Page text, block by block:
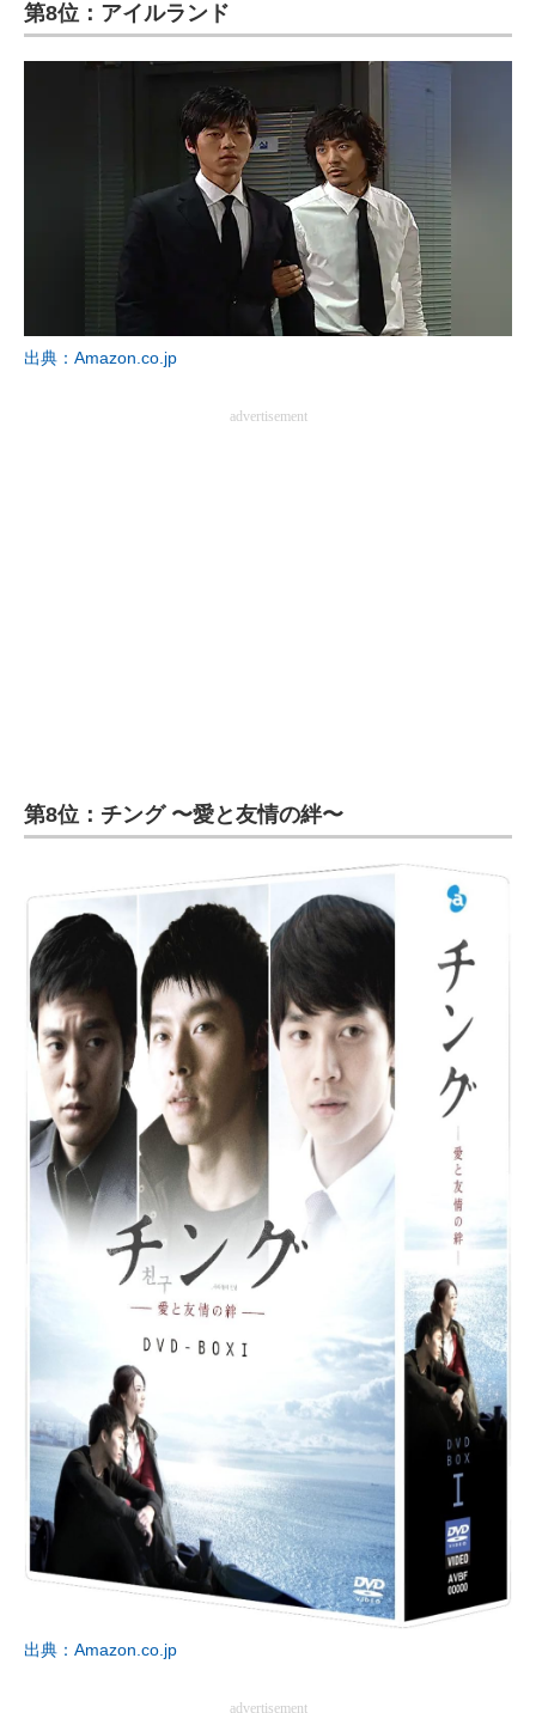
ちょっと気になるネットの話題
第8位：アイルランド
出典：Amazon.co.jp
advertisement
第8位：チング 〜愛と友情の絆〜
出典：Amazon.co.jp
advertisement